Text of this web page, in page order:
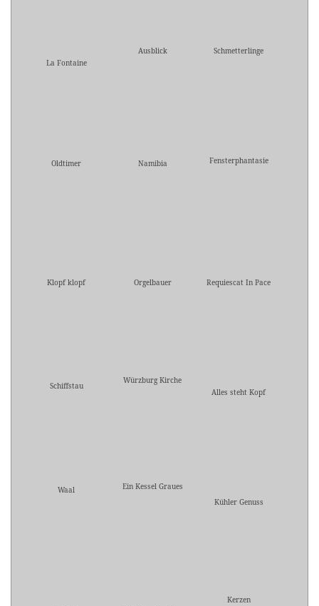
La Fontaine
Ausblick Schmetterlinge
Oldtimer Namibia Fensterphantasie
Klopf klopf Orgelbauer Requiescat In Pace
Schiffstau
Würzburg Kirche
Alles steht Kopf
Waal
Ein Kessel Graues
Kühler Genuss
Kerzen